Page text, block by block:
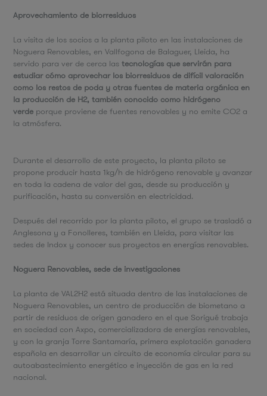
Aprovechamiento de biorresiduos
La visita de los socios a la planta piloto en las instalaciones de
Noguera Renovables, en Vallfogona de Balaguer, Lleida, ha
servido para ver de cerca lastecnologías que servirán para
estudiar cómo aprovechar los biorresiduos de difícil valoración
como los restos de poda y otras fuentes de materia orgánica en
la producción de H2, también conocido como hidrógeno
verde porque proviene de fuentes renovables y no emite CO2 a
la atmósfera.
Durante el desarrollo de este proyecto, la planta piloto se
propone producir hasta 1kg/h de hidrógeno renovable y avanzar
en toda la cadena de valor del gas, desde su producción y
purificación, hasta su conversión en electricidad.
Después del recorrido por la planta piloto, el grupo se trasladó a
Anglesona y a Fonolleres, también en Lleida, para visitar las
sedes de Indox y conocer sus proyectos en energías renovables.
Noguera Renovables, sede de investigaciones
La planta de VAL2H2 está situada dentro de las instalaciones de
Noguera Renovables, un centro de producción de biometano a
partir de residuos de origen ganadero en el que Sorigué trabaja
en sociedad con Axpo, comercializadora de energías renovables,
y con la granja Torre Santamaría, primera explotación ganadera
española en desarrollar un circuito de economía circular para su
autoabastecimiento energético e inyección de gas en la red
nacional.